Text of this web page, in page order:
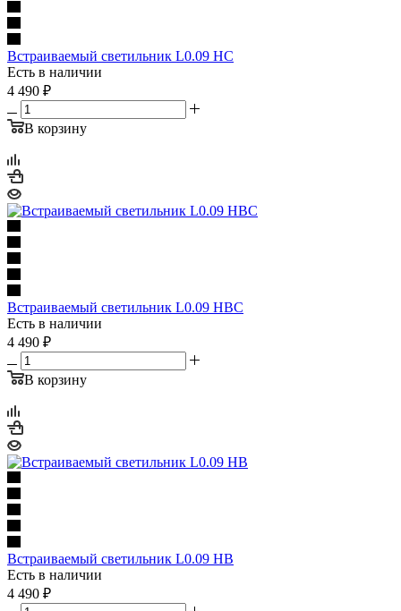
Встраиваемый светильник L0.09 HC
Есть в наличии
4 490 ₽
В корзину
Встраиваемый светильник L0.09 HBC
Есть в наличии
4 490 ₽
В корзину
Встраиваемый светильник L0.09 HB
Есть в наличии
4 490 ₽